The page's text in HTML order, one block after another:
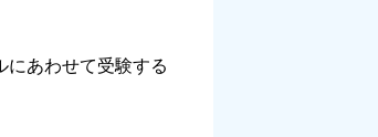
あわせて受験する